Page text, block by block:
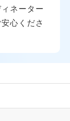
ネーター
心くださ